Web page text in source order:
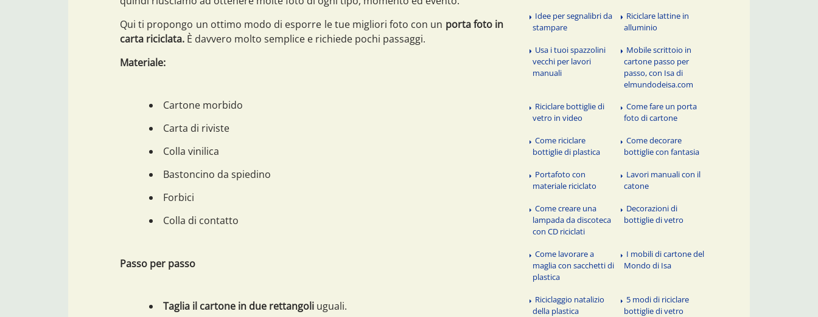
Qui ti propongo un ottimo modo di esporre le tue migliori foto con un porta foto in
carta riciclata. È davvero molto semplice e richiede pochi passaggi.
Materiale:
Cartone morbido
Carta di riviste
Colla vinilica
Bastoncino da spiedino
Forbici
Colla di contatto
Passo per passo
Taglia il cartone in due rettangoli uguali.
Idee per segnalibri da
stampare
Riciclare lattine in
alluminio
Usa i tuoi spazzolini
vecchi per lavori
manuali
Mobile scrittoio in
cartone passo per
passo, con Isa di
elmundodeisa.com
Riciclare bottiglie di
vetro in video
Come fare un porta
foto di cartone
Come riciclare
bottiglie di plastica
Come decorare
bottiglie con fantasia
Portafoto con
materiale riciclato
Lavori manuali con il
catone
Come creare una
lampada da discoteca
con CD riciclati
Decorazioni di
bottiglie di vetro
Come lavorare a
maglia con sacchetti di
plastica
I mobili di cartone del
Mondo di Isa
Riciclaggio natalizio
della plastica
5 modi di riciclare
bottiglie di vetro